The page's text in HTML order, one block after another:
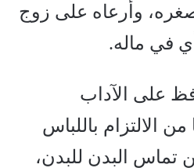
وأرعاه على زوج
في ماله.
على الآداب
الالتزام باللباس
تماس البدن للبدن،